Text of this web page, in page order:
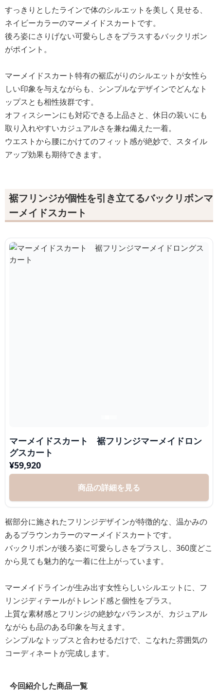
すっきりとしたラインで体のシルエットを美しく見せる、
ネイビーカラーのマーメイドスカートです。
後ろ姿にさりげない可愛らしさをプラスするバックリボン
がポイント。
マーメイドスカート特有の裾広がりのシルエットが女性ら
しい印象を与えながらも、シンプルなデザインでどんなト
ップスとも相性抜群です。
オフィスシーンにも対応できる上品さと、休日の装いにも
取り入れやすいカジュアルさを兼ね備えた一着。
ウエストから腰にかけてのフィット感が絶妙で、スタイル
アップ効果も期待できます。
裾フリンジが個性を引き立てるバックリボンマ
ーメイドスカート
マーメイドスカート 裾フリンジマーメイドロン
グスカート
¥59,920
商品の詳細を見る
裾部分に施されたフリンジデザインが特徴的な、温かみの
あるブラウンカラーのマーメイドスカートです。
バックリボンが後ろ姿に可愛らしさをプラスし、360度どこ
から見ても魅力的な一着に仕上がっています。
マーメイドラインが生み出す女性らしいシルエットに、フ
リンジディテールがトレンド感と個性をプラス。
上質な素材感とフリンジの絶妙なバランスが、カジュアル
ながらも品のある印象を与えます。
シンプルなトップスと合わせるだけで、こなれた雰囲気の
コーディネートが完成します。
今回紹介した商品一覧